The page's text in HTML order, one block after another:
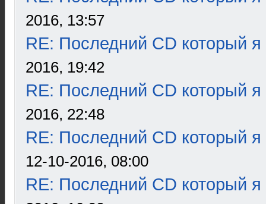
2016, 13:57
RE: Последний CD который я
2016, 19:42
RE: Последний CD который я
2016, 22:48
RE: Последний CD который я
12-10-2016, 08:00
RE: Последний CD который я